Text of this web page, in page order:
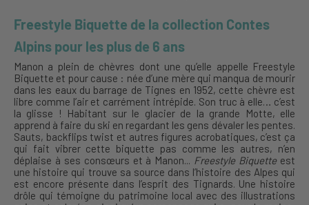
Freestyle Biquette de la collection Contes
Alpins pour les plus de 6 ans
Manon a plein de chèvres dont une qu’elle appelle Freestyle
Biquette et pour cause : née d’une mère qui manqua de mourir
dans les eaux du barrage de Tignes en 1952, cette chèvre est
libre comme l’air et carrément intrépide. Son truc à elle… c’est
la glisse ! Habitant sur le glacier de la grande Motte, elle
apprend à faire du ski en regardant les gens dévaler les pentes.
Sauts, backflips twist et autres figures acrobatiques, c’est ça
qui fait vibrer cette biquette pas comme les autres, n’en
déplaise à ses consœurs et à Manon... Freestyle Biquette est
une histoire qui trouve sa source dans l’histoire des Alpes qui
est encore présente dans l’esprit des Tignards. Une histoire
drôle qui témoigne du patrimoine local avec des illustrations